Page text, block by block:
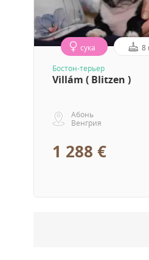
сука 8
Бостон-терьер
Villám ( Blitzen )
Абонь
Венгрия
1 288 €